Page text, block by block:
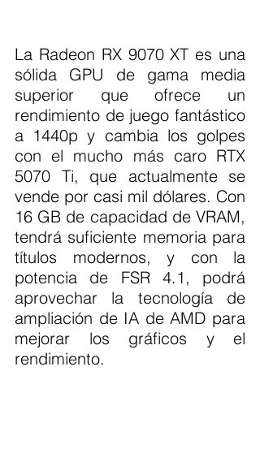
La Radeon RX 9070 XT es una
sólida GPU de gama media
superior que ofrece un
rendimiento de juego fantástico
a 1440p y cambia los golpes
con el mucho más caro RTX
5070 Ti, que actualmente se
vende por casi mil dólares. Con
16 GB de capacidad de VRAM,
tendrá suficiente memoria para
títulos modernos, y con la
potencia de FSR 4.1, podrá
aprovechar la tecnología de
ampliación de IA de AMD para
mejorar los gráficos y el
rendimiento.